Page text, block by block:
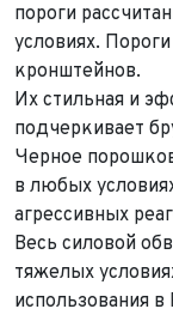
пороги
условиях.
кронштейнов.
Их стильная и
подчеркивает
Черное
в любых
агрессивных
Весь силовой
тяжелых
использования
Имя*
Телефон*
ФИО*
Телефон*
E-mail*
ФИО*
Телефон*